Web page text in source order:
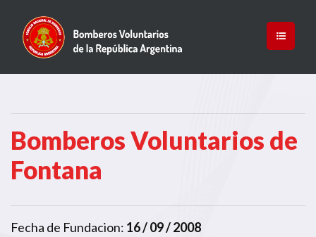
Bomberos Voluntarios de
Fontana
Fecha de Fundacion: 16 / 09 / 2008